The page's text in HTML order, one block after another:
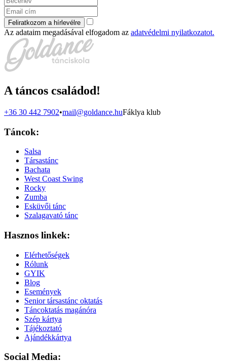
Feliratkozom a hírlevélre
Az adataim megadásával elfogadom az adatvédelmi nyilatkozatot.
A táncos családod!
+36 30 442 7902•mail@goldance.huFáklya klub
Táncok:
Salsa
Társastánc
Bachata
West Coast Swing
Rocky
Zumba
Esküvői tánc
Szalagavató tánc
Hasznos linkek:
Elérhetőségek
Rólunk
GYIK
Blog
Események
Senior társastánc oktatás
Táncoktatás magánóra
Szép kártya
Tájékoztató
Ajándékkártya
Social Media: